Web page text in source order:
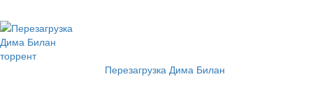
Перезагрузка Дима Билан